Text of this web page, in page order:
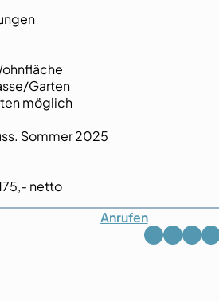
Garten
möglich
Sommer 2025
netto
Anrufen